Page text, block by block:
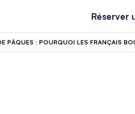
Réserver